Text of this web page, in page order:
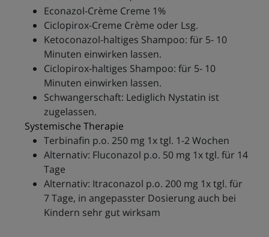
Econazol-Crème Creme 1%
Ciclopirox-Creme Crème oder Lsg.
Ketoconazol-haltiges Shampoo: für 5- 10
Minuten einwirken lassen.
Ciclopirox-haltiges Shampoo: für 5- 10
Minuten einwirken lassen.
Schwangerschaft: Lediglich Nystatin ist
zugelassen.
Systemische Therapie
Terbinafin p.o. 250 mg 1x tgl. 1-2 Wochen
Alternativ: Fluconazol p.o. 50 mg 1x tgl. für 14
Tage
Alternativ: Itraconazol p.o. 200 mg 1x tgl. für
7 Tage, in angepasster Dosierung auch bei
Kindern sehr gut wirksam